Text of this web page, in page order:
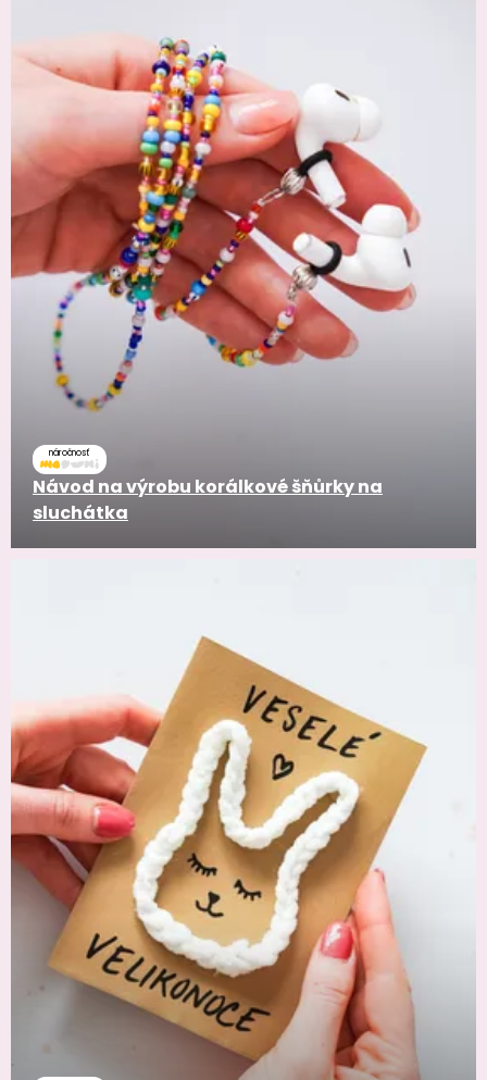
náročnosť
Návod na výrobu korálkové šňůrky na
sluchátka